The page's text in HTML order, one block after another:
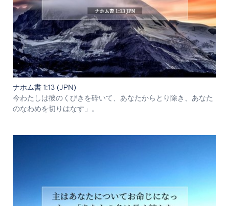
ナホム書 1:13 (JPN)
今わたしは彼のくびきを砕いて、あなたからとり除き、あなた
のなわめを切りはなす」。